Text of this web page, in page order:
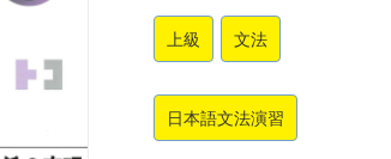
上級 文法
日本語文法演習